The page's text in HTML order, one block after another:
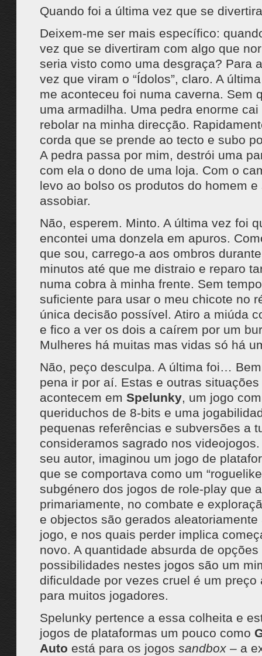
Quando foi a última vez que se
Deixem-me ser mais específico:
vez que se divertiram com algo que
seria visto como uma desgraça? Para
vez que viram o “Ídolos”, claro. A
me aconteceu foi numa caverna. Sem
uma armadilha. Uma pedra enorme
rebolar na minha direcção.
corda que se prende ao tecto e subo
A pedra passa por mim, destrói uma
com ela o dono de uma loja. Com o
levo ao bolso os produtos do homem e
assobiar.
Não, esperem. Minto. A última vez foi
encontei uma donzela em apuros.
que sou, carrego-a aos ombros
minutos até que me distraio e reparo
numa cobra à minha frente. Sem
suficiente para usar o meu chicote no
única decisão possível. Atiro a miúda
e fico a ver os dois a caírem por um
Mulheres há muitas mas vidas só há
Não, peço desculpa. A última foi…
pena ir por aí. Estas e outras
acontecem em Spelunky, um jogo
queriduchos de 8-bits e uma
pequenas referências e subversões a
consideramos sagrado nos
seu autor, imaginou um jogo de
que se comportava como um
subgénero dos jogos de role-play que
primariamente, no combate e
e objectos são gerados aleatoriamente
jogo, e nos quais perder implica
novo. A quantidade absurda de opções
possibilidades nestes jogos são um
dificuldade por vezes cruel é um preço
para muitos jogadores.
Spelunky pertence a essa colheita e
jogos de plataformas um pouco como
Auto está para os jogos sandbox– a